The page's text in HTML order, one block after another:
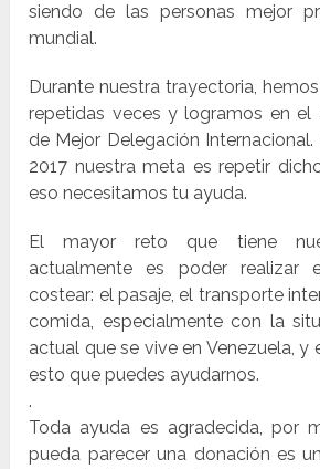
siendo de las personas mejor
mundial.
Durante nuestra trayectoria,
repetidas veces y logramos en el
de Mejor Delegación
2017 nuestra meta es repetir
eso necesitamos tu ayuda.
El mayor reto que tiene
actualmente es poder realizar
costear: el pasaje, el transporte
comida, especialmente con la
actual que se vive en Venezuela, y
esto que puedes ayudarnos.
.
Toda ayuda es agradecida, por
pueda parecer una donación es